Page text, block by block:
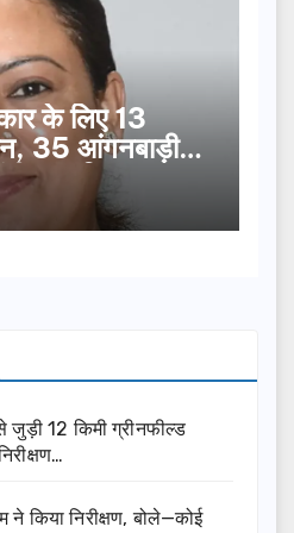
के लिए 13
35 आंगनबाड़ी
सम्मानित…
जुड़ी 12 किमी ग्रीनफील्ड
किया निरीक्षण, बोले—कोई